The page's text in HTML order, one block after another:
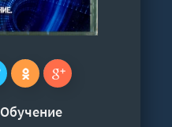
Обучение